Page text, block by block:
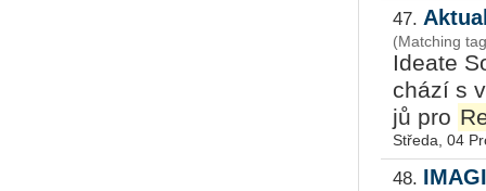
47.
(Matching
Ide­a­te
chá­zí s
jů pro
Středa, 04
48.